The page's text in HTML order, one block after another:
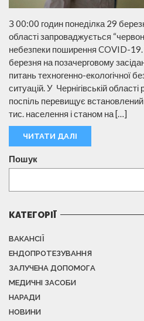
З 00:00 годин понеділка 29
області запроваджується
небезпеки поширення COVID-
березня на позачерговому
питань техногенно-екологічної
ситуацій. У Чернігівській області
поспіль перевищує
тис. населення і станом на […]
ЧИТАТИ ДАЛІ
Пошук
КАТЕГОРІЇ
ВАКАНСІЇ
ЕНДОПРОТЕЗУВАННЯ
ЗАЛУЧЕНА ДОПОМОГА
МЕДИЧНІ ЗАСОБИ
НАРАДИ
НОВИНИ